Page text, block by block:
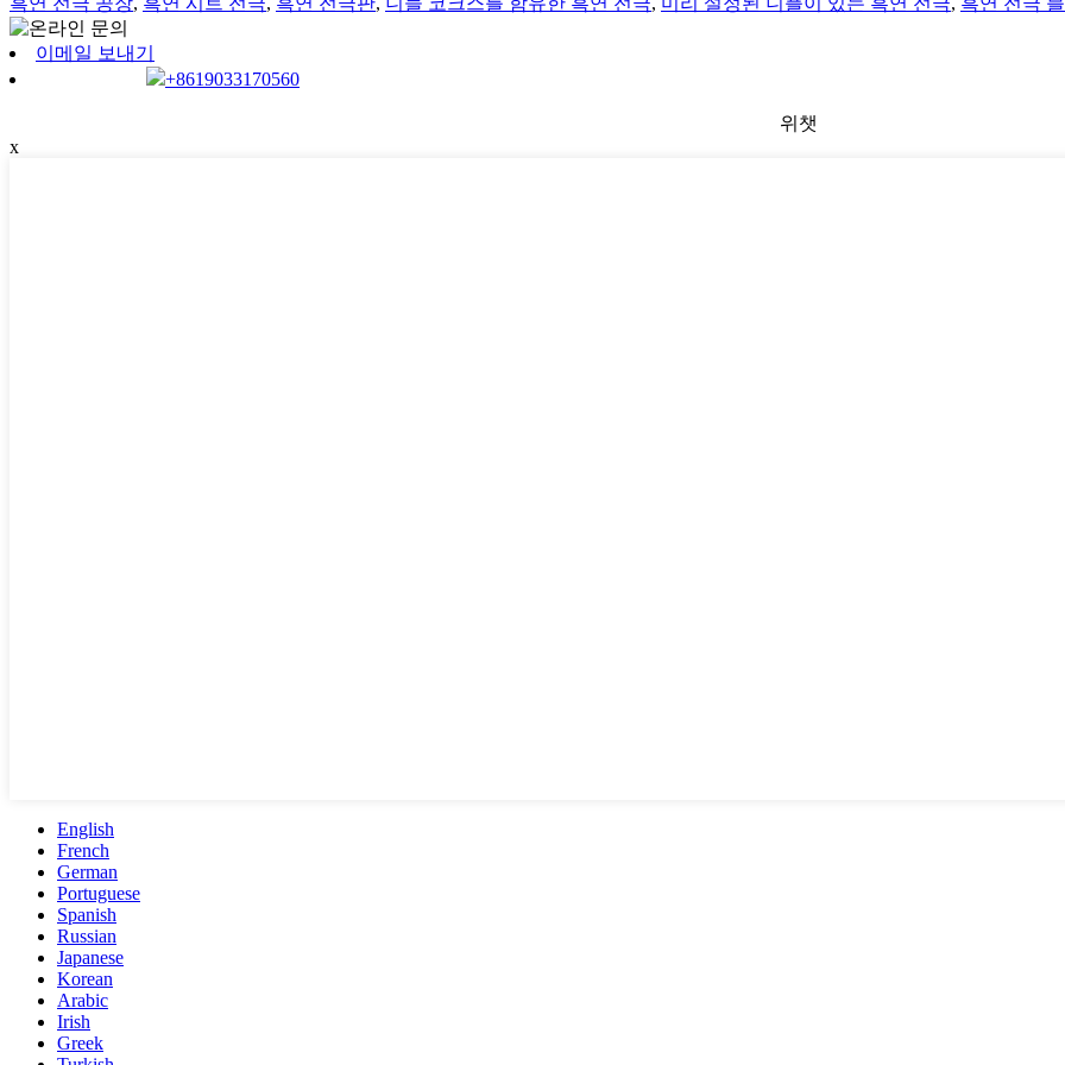
이메일 보내기
+8619033170560
위챗
x
English
French
German
Portuguese
Spanish
Russian
Japanese
Korean
Arabic
Irish
Greek